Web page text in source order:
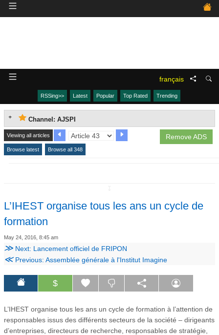
français
RSSing>> Latest Popular Top Rated Trending
Channel: AJSPI
Remove ADS
Viewing all articles
Browse latest Browse all 348
L’IHEST organise tous les ans un cycle de
formation
May 24, 2016, 8:45 am
≫ Next: Lancement officiel de FRIPON
≪Previous: Assemblée générale à l'Institut Imagine
$
L’IHEST organise tous les ans un cycle de formation à l’attention de
responsables issus des différents secteurs de la société – dirigeants
d’entreprises, directeurs de recherche, responsables de stratégie,